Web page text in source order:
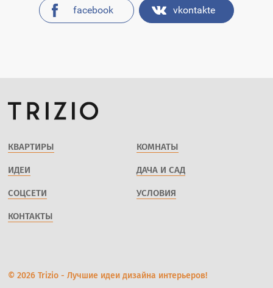
facebook vkontakte
КВАРТИРЫ КОМНАТЫ
ИДЕИ ДАЧА И САД
СОЦСЕТИ УСЛОВИЯ
КОНТАКТЫ
© 2026 Trizio - Лучшие идеи дизайна интерьеров!